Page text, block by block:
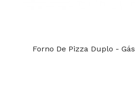
Forno De Pizza Duplo - Gás